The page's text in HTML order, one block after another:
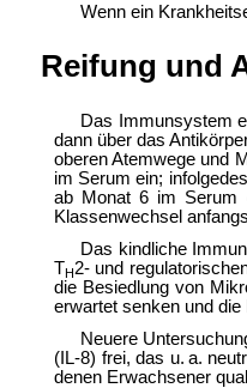
Wenn ein
Reifung und
Das Immunsystem
dann über das
oberen Atemwege und
im Serum ein;
ab Monat 6 im Serum
Klassenwechsel
Das kindliche
TH2- und
die Besiedlung von
erwartet senken und
Neuere
(IL-8) frei, das u. a.
denen Erwachsener